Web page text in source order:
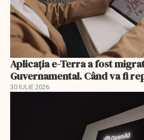
Aplicația e-Terra a fost
Guvernamental. Când va fi
30 IULIE 2026